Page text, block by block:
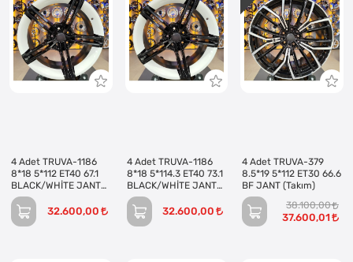
4 Adet TRUVA-1186
8*18 5*112 ET40 67.1
BLACK/WHİTE JANT
(Takım)
32.600,00
4 Adet TRUVA-1186
8*18 5*114.3 ET40 73.1
BLACK/WHİTE JANT
(Takım)
32.600,00
4 Adet TRUVA-379
8.5*19 5*112 ET30 66.6
BF JANT (Takım)
38.100,00
37.600,01